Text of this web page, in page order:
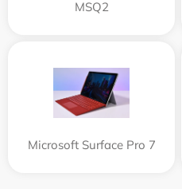
MSQ2
Microsoft Surface Pro 7